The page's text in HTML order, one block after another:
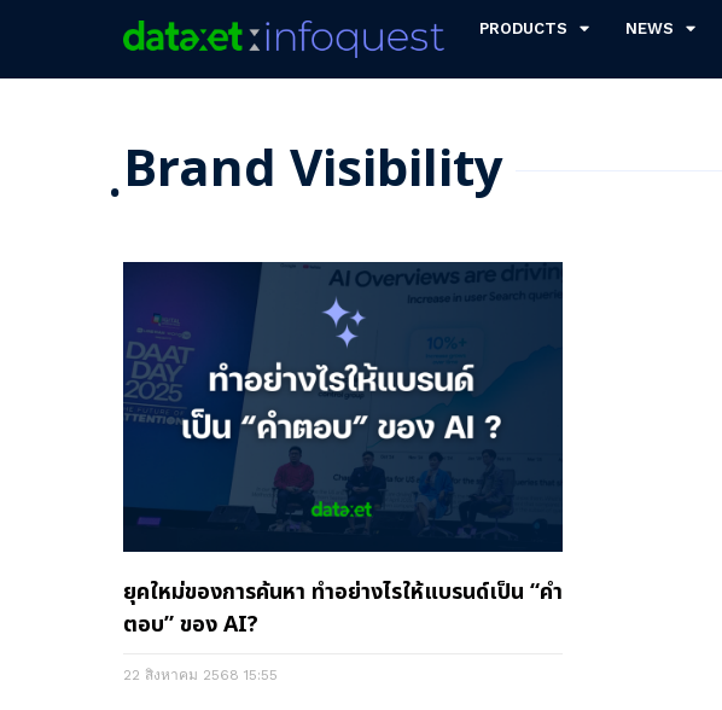
PRODUCTS NEWS
ฺBrand Visibility
ยุคใหม่ของการค้นหา ทำอย่างไรให้แบรนด์เป็น “คำ
ตอบ” ของ AI?
22 สิงหาคม 2568 15:55